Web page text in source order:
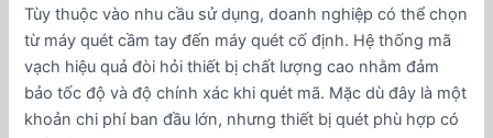
Tùy thuộc vào nhu cầu sử dụng, doanh nghiệp có thể chọn
từ máy quét cầm tay đến máy quét cố định. Hệ thống mã
vạch hiệu quả đòi hỏi thiết bị chất lượng cao nhằm đảm
bảo tốc độ và độ chính xác khi quét mã. Mặc dù đây là một
khoản chi phí ban đầu lớn, nhưng thiết bị quét phù hợp có